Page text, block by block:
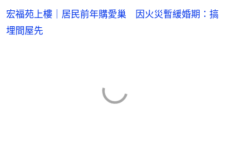
宏福苑上樓｜居民前年購愛巢 因火災暫緩婚期：搞
埋間屋先